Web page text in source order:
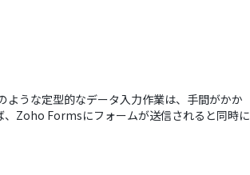
うな定型的なデータ入力作業は、手間がかか
、Zoho Formsにフォームが送信されると同時に